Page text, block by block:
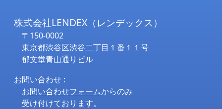
株式会社LENDEX（レンデックス）
〒150-0002
東京都渋谷区渋谷二丁目１番１１号
郁文堂青山通りビル
お問い合わせ :
お問い合わせフォームからのみ
受け付けております。